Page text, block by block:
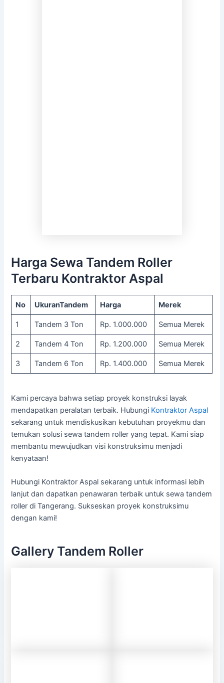
Harga Sewa Tandem Roller
Terbaru Kontraktor Aspal
No UkuranTandem Harga Merek
1 Tandem 3 Ton Rp. 1.000.000 Semua Merek
2 Tandem 4 Ton Rp. 1.200.000 Semua Merek
3 Tandem 6 Ton Rp. 1.400.000 Semua Merek
Kami percaya bahwa setiap proyek konstruksi layak
mendapatkan peralatan terbaik. Hubungi Kontraktor Aspal
sekarang untuk mendiskusikan kebutuhan proyekmu dan
temukan solusi sewa tandem roller yang tepat. Kami siap
membantu mewujudkan visi konstruksimu menjadi
kenyataan!
Hubungi Kontraktor Aspal sekarang untuk informasi lebih
lanjut dan dapatkan penawaran terbaik untuk sewa tandem
roller di Tangerang. Sukseskan proyek konstruksimu
dengan kami!
Gallery Tandem Roller